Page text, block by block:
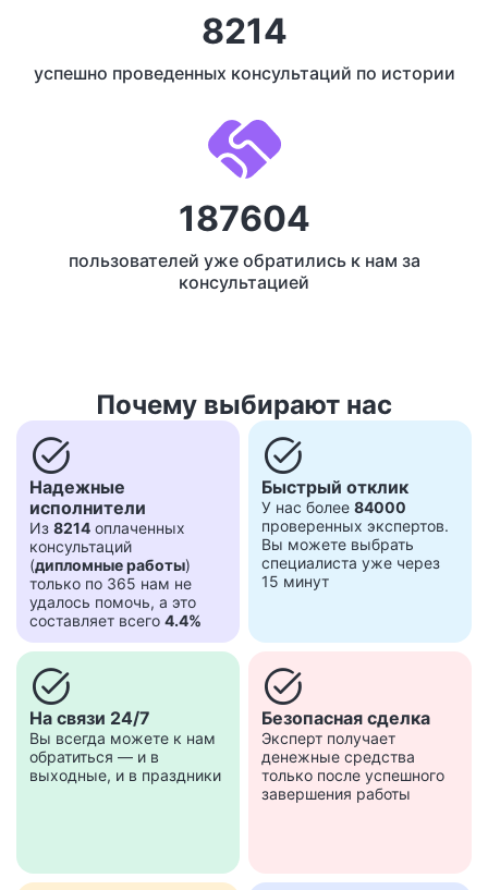
8214
успешно проведенных консультаций по истории
187604
пользователей уже обратились к нам за
консультацией
Почему выбирают нас
task_alt
Надежные
исполнители
Из 8214 оплаченных
консультаций
(дипломные работы)
только по 365 нам не
удалось помочь, а это
составляет всего 4.4%
task_alt
Быстрый отклик
У нас более 84000
проверенных экспертов.
Вы можете выбрать
специалиста уже через
15 минут
task_alt
На связи 24/7
Вы всегда можете к нам
обратиться — и в
выходные, и в праздники
task_alt
Безопасная сделка
Эксперт получает
денежные средства
только после успешного
завершения работы